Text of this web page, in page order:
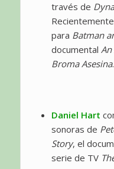
través de
para Batman
documental An
Broma Asesina.
Daniel Hart
sonoras de
Story, el
serie de TV